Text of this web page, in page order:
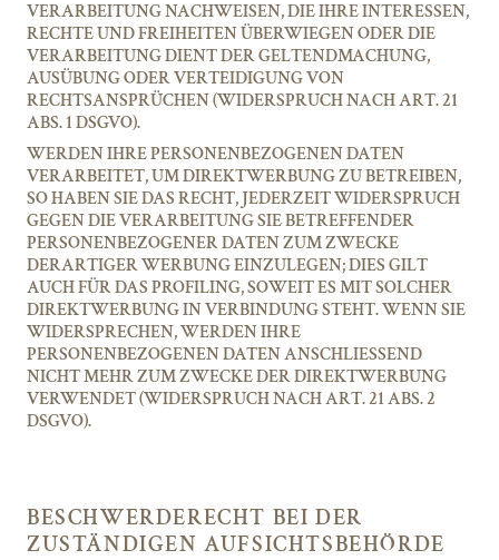
VERARBEITUNG NACHWEISEN, DIE IHRE INTERESSEN,
RECHTE UND FREIHEITEN ÜBERWIEGEN ODER DIE
VERARBEITUNG DIENT DER GELTENDMACHUNG,
AUSÜBUNG ODER VERTEIDIGUNG VON
RECHTSANSPRÜCHEN (WIDERSPRUCH NACH ART. 21
ABS. 1 DSGVO).
WERDEN IHRE PERSONENBEZOGENEN DATEN
VERARBEITET, UM DIREKTWERBUNG ZU BETREIBEN,
SO HABEN SIE DAS RECHT, JEDERZEIT WIDERSPRUCH
GEGEN DIE VERARBEITUNG SIE BETREFFENDER
PERSONENBEZOGENER DATEN ZUM ZWECKE
DERARTIGER WERBUNG EINZULEGEN; DIES GILT
AUCH FÜR DAS PROFILING, SOWEIT ES MIT SOLCHER
DIREKTWERBUNG IN VERBINDUNG STEHT. WENN SIE
WIDERSPRECHEN, WERDEN IHRE
PERSONENBEZOGENEN DATEN ANSCHLIESSEND
NICHT MEHR ZUM ZWECKE DER DIREKTWERBUNG
VERWENDET (WIDERSPRUCH NACH ART. 21 ABS. 2
DSGVO).
BESCHWERDE­RECHT BEI DER
ZUSTÄNDIGEN AUFSICHTS­BEHÖRDE